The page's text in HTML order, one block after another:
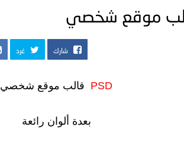
شارك غرد
PSD قالب موقع شخصي
بعدة ألوان رائعة